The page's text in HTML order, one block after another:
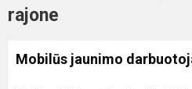
rajone
Mobilūs jaunimo